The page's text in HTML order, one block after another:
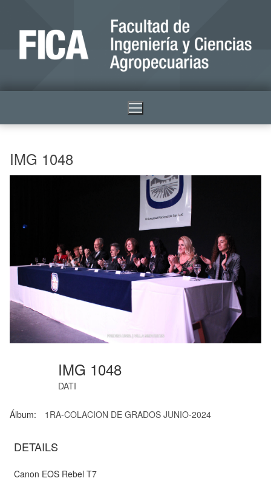
IMG 1048
IMG 1048
DATI
Álbum: 1RA-COLACION DE GRADOS JUNIO-2024
DETAILS
Canon EOS Rebel T7